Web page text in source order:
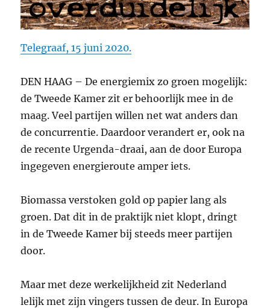
Telegraaf, 15 juni 2020.
DEN HAAG – De energiemix zo groen mogelijk:
de Tweede Kamer zit er behoorlijk mee in de
maag. Veel partijen willen net wat anders dan
de concurrentie. Daardoor verandert er, ook na
de recente Urgenda-draai, aan de door Europa
ingegeven energieroute amper iets.
Biomassa verstoken gold op papier lang als
groen. Dat dit in de praktijk niet klopt, dringt
in de Tweede Kamer bij steeds meer partijen
door.
Maar met deze werkelijkheid zit Nederland
lelijk met zijn vingers tussen de deur. In Europa